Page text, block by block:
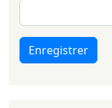
Enregistrer